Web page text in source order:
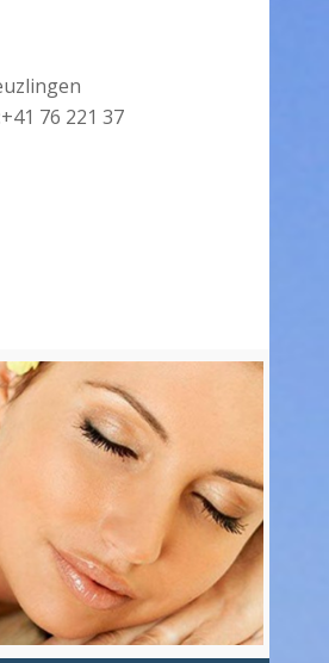
76 221 37
Τοξίνη
Αλλαντίνης
Περισσότερα